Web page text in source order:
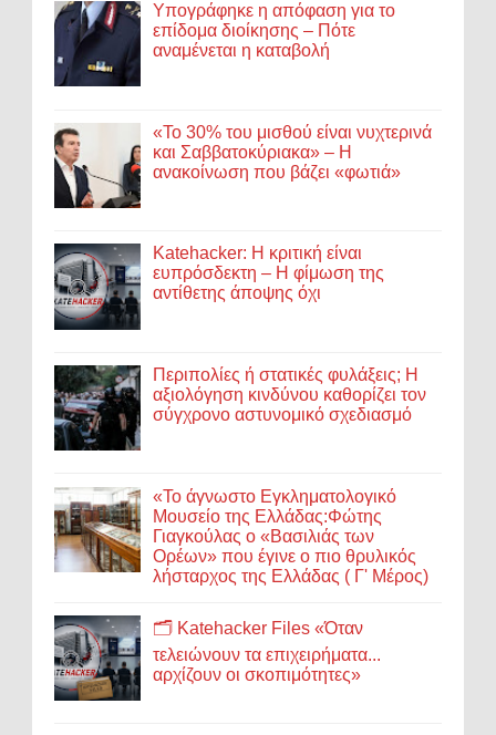
Υπογράφηκε η απόφαση για το
επίδομα διοίκησης – Πότε
αναμένεται η καταβολή
«Το 30% του μισθού είναι νυχτερινά
και Σαββατοκύριακα» – Η
ανακοίνωση που βάζει «φωτιά»
Katehacker: Η κριτική είναι
ευπρόσδεκτη – Η φίμωση της
αντίθετης άποψης όχι
Περιπολίες ή στατικές φυλάξεις; Η
αξιολόγηση κινδύνου καθορίζει τον
σύγχρονο αστυνομικό σχεδιασμό
«Το άγνωστο Εγκληματολογικό
Μουσείο της Ελλάδας:Φώτης
Γιαγκούλας ο «Βασιλιάς των
Ορέων» που έγινε ο πιο θρυλικός
λήσταρχος της Ελλάδας ( Γ' Μέρος)
🗂️ Katehacker Files «Όταν
τελειώνουν τα επιχειρήματα...
αρχίζουν οι σκοπιμότητες»